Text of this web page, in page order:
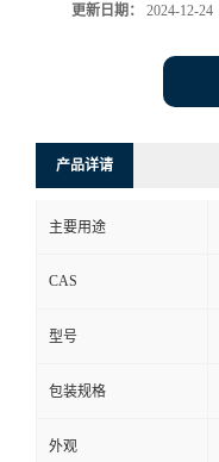
更新日期： 2024-12-24
产品详请
主要用途
CAS
型号
包装规格
外观